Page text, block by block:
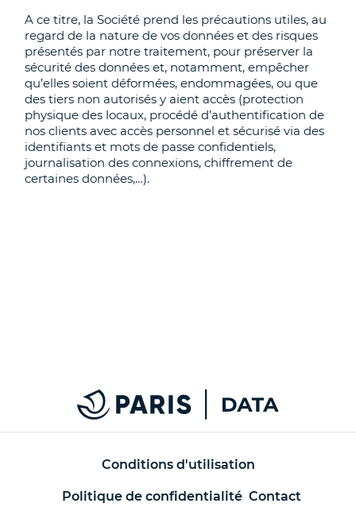
A ce titre, la Société prend les précautions utiles, au
regard de la nature de vos données et des risques
présentés par notre traitement, pour préserver la
sécurité des données et, notamment, empêcher
qu’elles soient déformées, endommagées, ou que
des tiers non autorisés y aient accès (protection
physique des locaux, procédé d’authentification de
nos clients avec accès personnel et sécurisé via des
identifiants et mots de passe confidentiels,
journalisation des connexions, chiffrement de
certaines données,…).
Conditions d'utilisation
Politique de confidentialité Contact